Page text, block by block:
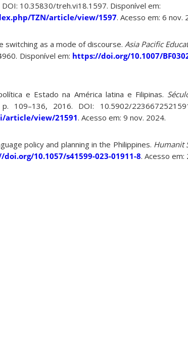
10.35830/treh.vi18.1597. Disponível em:
TZN/article/view/1597. Acesso em: 6 nov.
switching as a mode of discourse. Asia Pacific
Disponível em: https://doi.org/10.1007/
e Estado na América latina e Filipinas.
2016. DOI: 10.5902/
article/view/21591. Acesso em: 9 nov. 2024.
policy and planning in the Philippines. Humanit
10.1057/s41599-023-01911-8. Acesso em: